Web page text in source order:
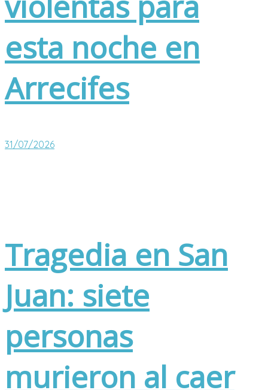
esta noche en
Arrecifes
31/07/2026
Tragedia en San
Juan: siete
personas
murieron al caer